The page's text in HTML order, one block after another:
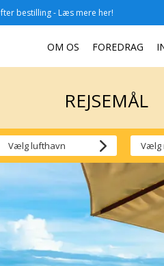
bestilling - Læs mere her!
OM OS FOREDRAG
REJSEMÅL
REJSEMÅL